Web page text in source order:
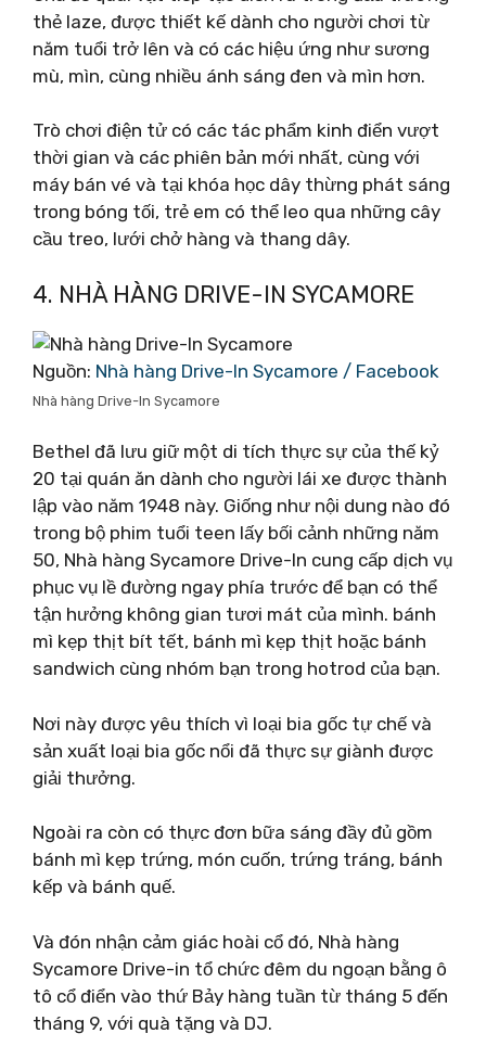
thẻ laze, được thiết kế dành cho người chơi từ
năm tuổi trở lên và có các hiệu ứng như sương
mù, mìn, cùng nhiều ánh sáng đen và mìn hơn.
Trò chơi điện tử có các tác phẩm kinh điển vượt
thời gian và các phiên bản mới nhất, cùng với
máy bán vé và tại khóa học dây thừng phát sáng
trong bóng tối, trẻ em có thể leo qua những cây
cầu treo, lưới chở hàng và thang dây.
4. NHÀ HÀNG DRIVE-IN SYCAMORE
Nguồn: Nhà hàng Drive-In Sycamore / Facebook
Nhà hàng Drive-In Sycamore
Bethel đã lưu giữ một di tích thực sự của thế kỷ
20 tại quán ăn dành cho người lái xe được thành
lập vào năm 1948 này. Giống như nội dung nào đó
trong bộ phim tuổi teen lấy bối cảnh những năm
50, Nhà hàng Sycamore Drive-In cung cấp dịch vụ
phục vụ lề đường ngay phía trước để bạn có thể
tận hưởng không gian tươi mát của mình. bánh
mì kẹp thịt bít tết, bánh mì kẹp thịt hoặc bánh
sandwich cùng nhóm bạn trong hotrod của bạn.
Nơi này được yêu thích vì loại bia gốc tự chế và
sản xuất loại bia gốc nổi đã thực sự giành được
giải thưởng.
Ngoài ra còn có thực đơn bữa sáng đầy đủ gồm
bánh mì kẹp trứng, món cuốn, trứng tráng, bánh
kếp và bánh quế.
Và đón nhận cảm giác hoài cổ đó, Nhà hàng
Sycamore Drive-in tổ chức đêm du ngoạn bằng ô
tô cổ điển vào thứ Bảy hàng tuần từ tháng 5 đến
tháng 9, với quà tặng và DJ.